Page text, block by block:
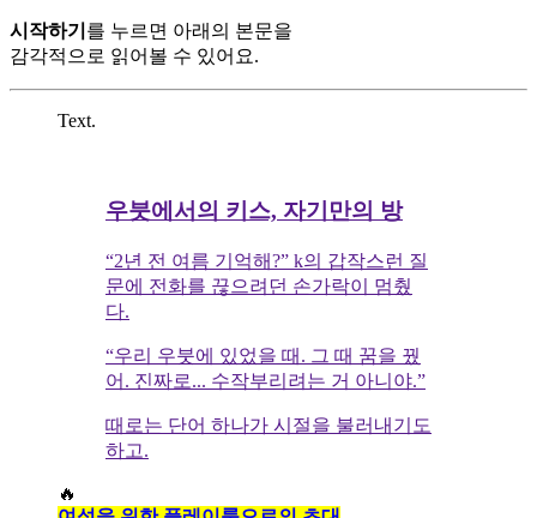
시작하기 를 누르면 아래의 본문을
감각적으로 읽어볼 수 있어요.
Text.
우붓에서의 키스, 자기만의 방
“2년 전 여름 기억해?” k의 갑작스런 질
문에 전화를 끊으려던 손가락이 멈췄
다.
“우리 우붓에 있었을 때. 그 때 꿈을 꿨
어. 진짜로... 수작부리려는 거 아니야.”
때로는 단어 하나가 시절을 불러내기도
하고.
🔥